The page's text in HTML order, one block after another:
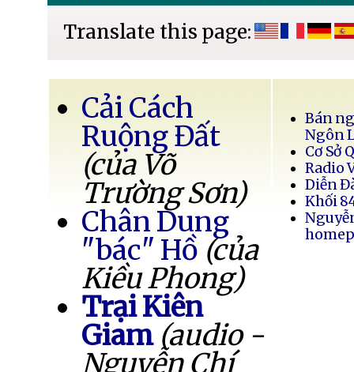
Translate this page:
Cải Cách
Ruộng Đất
(của Võ
Trường Sơn)
Chân Dung
"bác" Hồ (của
Kiều Phong)
Trại Kiên
Giam (audio -
Nguyễn Chí
Bán
Ngôn
Cơ Sở
Radio
Diễn
Khối